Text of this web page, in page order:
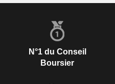
N°1 du Conseil
Boursier